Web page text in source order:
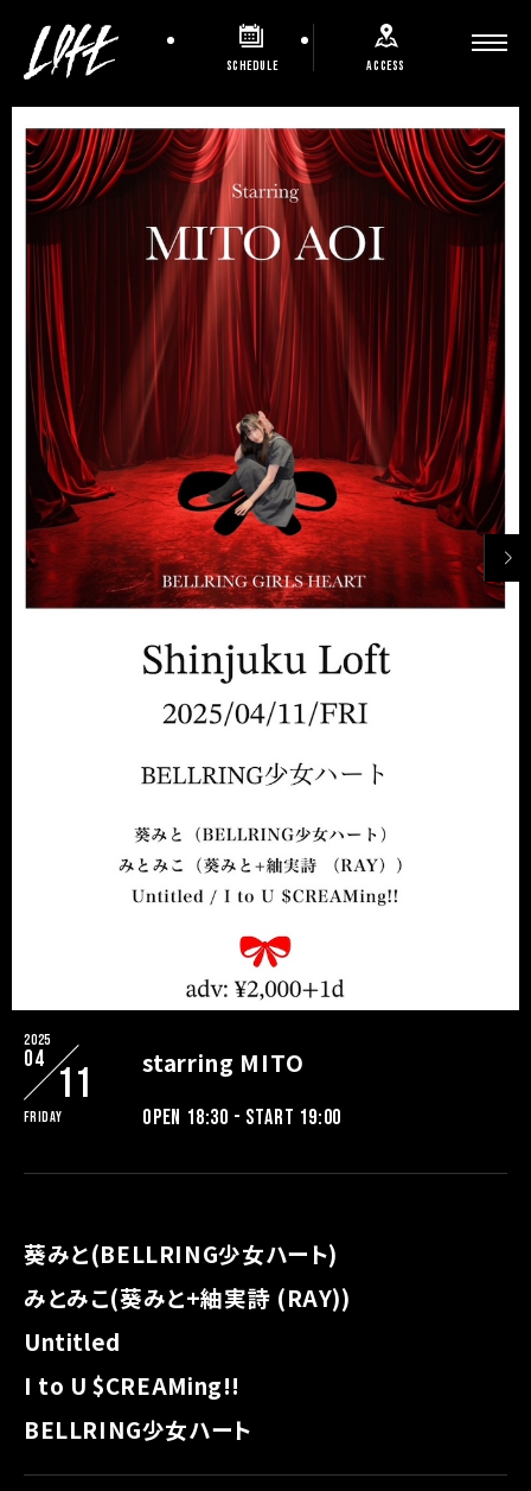
SCHEDULE ACCESS
2025
04
11
Friday
starring MITO
OPEN 18:30 - START 19:00
葵みと(BELLRING少女ハート)
みとみこ(葵みと+紬実詩 (RAY))
Untitled
I to U $CREAMing!!
BELLRING少女ハート